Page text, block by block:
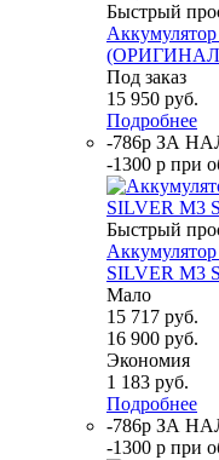
Быстрый
(ОРИГИНАЛ
Под заказ
15 950 руб.
Подробнее
-786р ЗА
-1300 р при
Быстрый
SILVER M3
Мало
15 717 руб.
16 900 руб.
Экономия
1 183 руб.
Подробнее
-786р ЗА
-1300 р при